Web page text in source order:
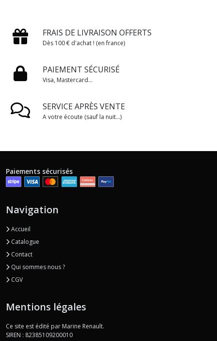
FRAIS DE LIVRAISON OFFERTS
Dès 100 € d'achat ! (en france)
PAIEMENT SÉCURISÉ
Visa, Mastercard...
SERVICE APRÈS VENTE
A votre écoute (sauf la nuit...)
Paiements sécurisés
Navigation
Accueil
Catalogue
Contact
Qui sommes nous ?
CGV
Mentions légales
Ce site est édité par Marine Renault.
SIREN : 82385109200010